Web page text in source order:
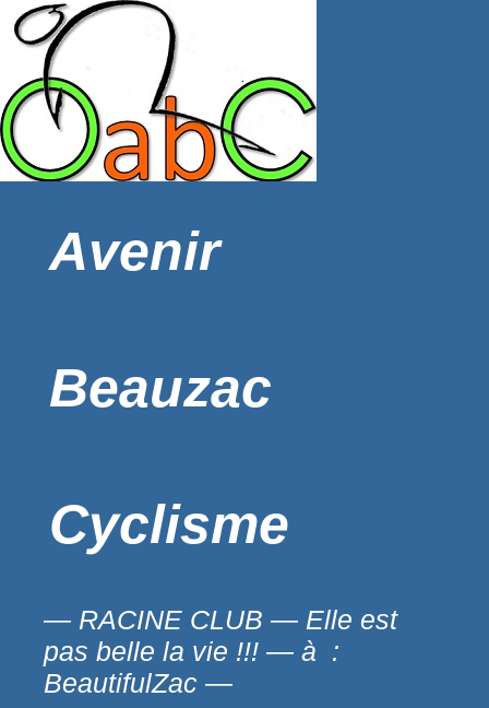
Avenir
Beauzac
Cyclisme
— RACINE CLUB — Elle est
pas belle la vie !!! — à :
BeautifulZac —